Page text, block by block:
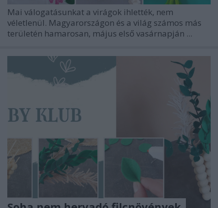
Mai válogatásunkat a virágok ihlették, nem
véletlenül. Magyarországon és a világ számos más
területén hamarosan, május első vasárnapján ...